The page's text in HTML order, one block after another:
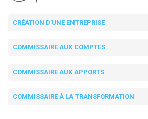
CRÉATION D'UNE ENTREPRISE
COMMISSAIRE AUX COMPTES
COMMISSAIRE AUX APPORTS
COMMISSAIRE À LA TRANSFORMATION